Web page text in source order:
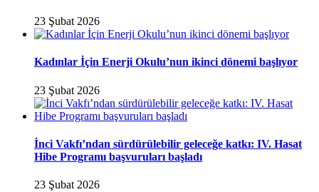
23 Şubat 2026
Kadınlar İçin Enerji Okulu’nun ikinci dönemi başlıyor
23 Şubat 2026
İnci Vakfı’ndan sürdürülebilir geleceğe katkı: IV. Hasat
Hibe Programı başvuruları başladı
23 Şubat 2026